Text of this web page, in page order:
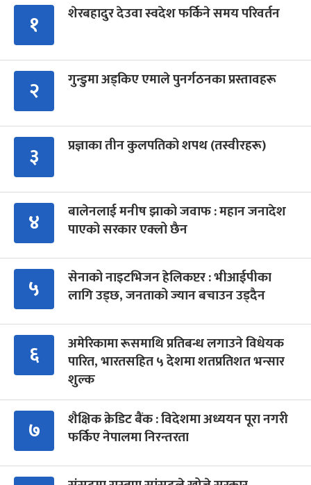
१ शेरबहादुर देउवा स्वदेश फर्किने समय परिवर्तन
२ गुन्डुमा अड्किए एमाले पुनर्गठनका प्रस्तावहरू
३ प्रज्ञाका तीन कुलपतिको शपथ (तस्वीरहरू)
४
बालेनलाई मनीष झाको जवाफ : महान जनादेश
पाएको सरकार एक्लो छैन
५
सेनाको नाइटभिजन हेलिकप्टर : भीआईपीका
लागि उड्छ, जनताको ज्यान बचाउन उड्दैन
६
अमेरिकामा रूसमाथि प्रतिबन्ध लगाउने विधेयक
पारित, भारतसहित ५ देशमा शतप्रतिशत भन्सार
शुल्क
७
शैक्षिक क्रेडिट बैंक : विदेशमा अध्ययन पूरा नगरी
फर्किए नेपालमा निरन्तरता